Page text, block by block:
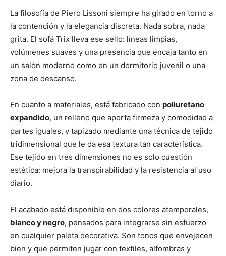
La filosofía de Piero Lissoni siempre ha girado en torno a
la contención y la elegancia discreta. Nada sobra, nada
grita. El sofá Trix lleva ese sello: líneas limpias,
volúmenes suaves y una presencia que encaja tanto en
un salón moderno como en un dormitorio juvenil o una
zona de descanso.
En cuanto a materiales, está fabricado con poliuretano
expandido, un relleno que aporta firmeza y comodidad a
partes iguales, y tapizado mediante una técnica de tejido
tridimensional que le da esa textura tan característica.
Ese tejido en tres dimensiones no es solo cuestión
estética: mejora la transpirabilidad y la resistencia al uso
diario.
El acabado está disponible en dos colores atemporales,
blanco y negro, pensados para integrarse sin esfuerzo
en cualquier paleta decorativa. Son tonos que envejecen
bien y que permiten jugar con textiles, alfombras y